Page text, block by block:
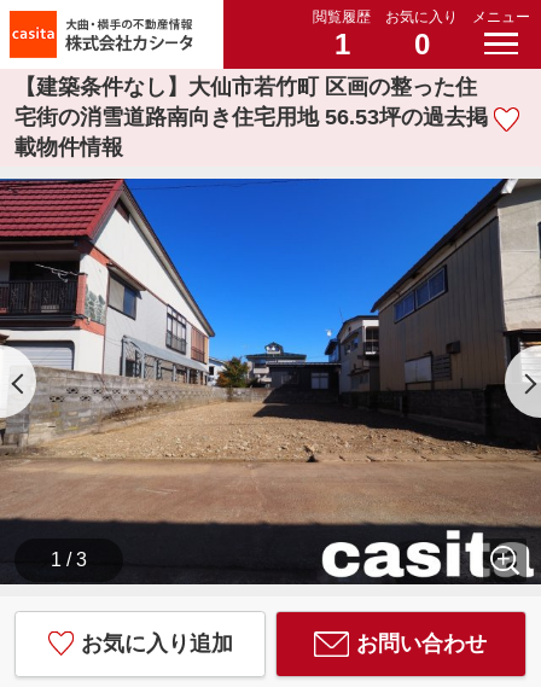
閲覧履歴
1
お気に入り
0
メニュー
【建築条件なし】大仙市若竹町 区画の整った住
宅街の消雪道路南向き住宅用地 56.53坪の過去掲
載物件情報
1 / 3
お気に入り追加 お問い合わせ